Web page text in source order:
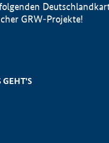
GRW-Projekte!
GEHT'S